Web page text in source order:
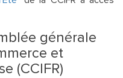
générale
et
(CCIFR)